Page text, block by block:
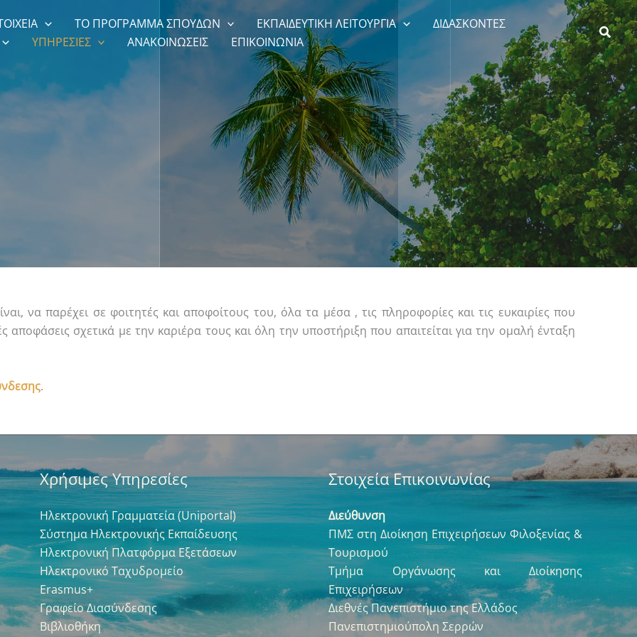
ΤΟ ΠΡΟΓΡΑΜΜΑ ΣΠΟΥΔΩΝ ΕΚΠΑΙΔΕΥΤΙΚΗ ΛΕΙΤΟΥΡΓΙΑ
ΔΙΔΑΣΚΟΝΤΕΣ
ΥΠΗΡΕΣΙΕΣ ΑΝΑΚΟΙΝΩΣΕΙΣ ΕΠΙΚΟΙΝΩΝΙΑ
να παρέχει σε φοιτητές και αποφοίτους του, όλα τα μέσα , τις πληροφορίες και τις ευκαιρίες που
αποφάσεις σχετικά με την καριέρα τους και όλη την υποστήριξη που απαιτείται για την ομαλή ένταξη
.
Χρήσιμες Υπηρεσίες
Ηλεκτρονική Γραμματεία (Uniportal)
Σύστημα Ηλεκτρονικής Εκπαίδευσης
Ηλεκτρονική Πλατφόρμα Εξετάσεων
Ηλεκτρονικό Ταχυδρομείο
Erasmus+
Γραφείο Διασύνδεσης
Βιβλιοθήκη
Στοιχεία Επικοινωνίας
Διεύθυνση
ΠΜΣ στη Διοίκηση Επιχειρήσεων Φιλοξενίας &
Τουρισμού
Τμήμα Οργάνωσης και Διοίκησης
Επιχειρήσεων
Διεθνές Πανεπιστήμιο της Ελλάδος
Πανεπιστημιούπολη Σερρών